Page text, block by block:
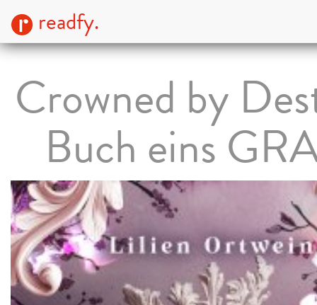
readfy.
Crowned by
Buch eins